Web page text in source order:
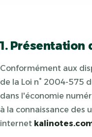
1. Présentation
Conformément aux
de la Loi n° 2004-575
dans l'économie
à la connaissance des
internet